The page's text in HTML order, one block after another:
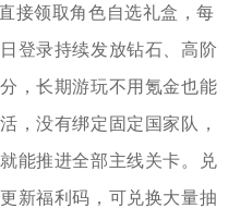
接领取角色自选礼盒，每
登录持续发放钻石、高阶
，长期游玩不用氪金也能
，没有绑定固定国家队，
能推进全部主线关卡。兑
新福利码，可兑换大量抽